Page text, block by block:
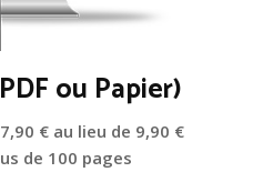
ou Papier)
€ au lieu de 9,90 €
de 100 pages